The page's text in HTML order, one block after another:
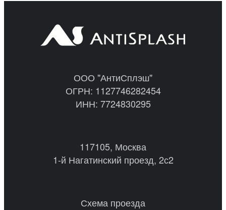
ООО "АнтиСплэш"
ОГРН: 1127746282454
ИНН: 7724830295
117105, Москва
1-й Нагатинский проезд, 2с2
Схема проезда